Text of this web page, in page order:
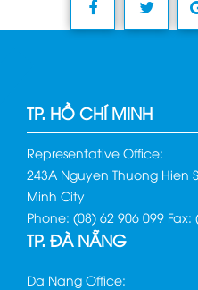
TP. HỒ CHÍ MINH
Representative Office:
243A Nguyen Thuong Hien
Minh City
Phone: (08) 62 906 099 Fax:
TP. ĐÀ NẴNG
Da Nang Office: